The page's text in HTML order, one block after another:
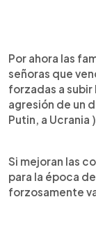
Por ahora las
señoras que
forzadas a subir
agresión de un
Putin, a Ucrania
Si mejoran las
para la época
forzosamente